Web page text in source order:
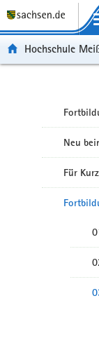
Portalübergreifende
Hochschule
Neu
Für